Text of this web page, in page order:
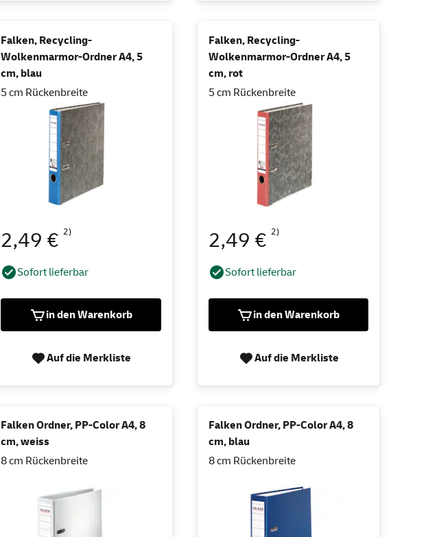
Falken, Recycling-
Wolkenmarmor-Ordner A4, 5
cm, blau
5 cm Rückenbreite
2,49 €2)
Sofort lieferbar
in den Warenkorb
Auf die Merkliste
Falken, Recycling-
Wolkenmarmor-Ordner A4, 5
cm, rot
5 cm Rückenbreite
2,49 € 2)
Sofort lieferbar
in den Warenkorb
Auf die Merkliste
Falken Ordner, PP-Color A4, 8
cm, weiss
8 cm Rückenbreite
Falken Ordner, PP-Color A4, 8
cm, blau
8 cm Rückenbreite